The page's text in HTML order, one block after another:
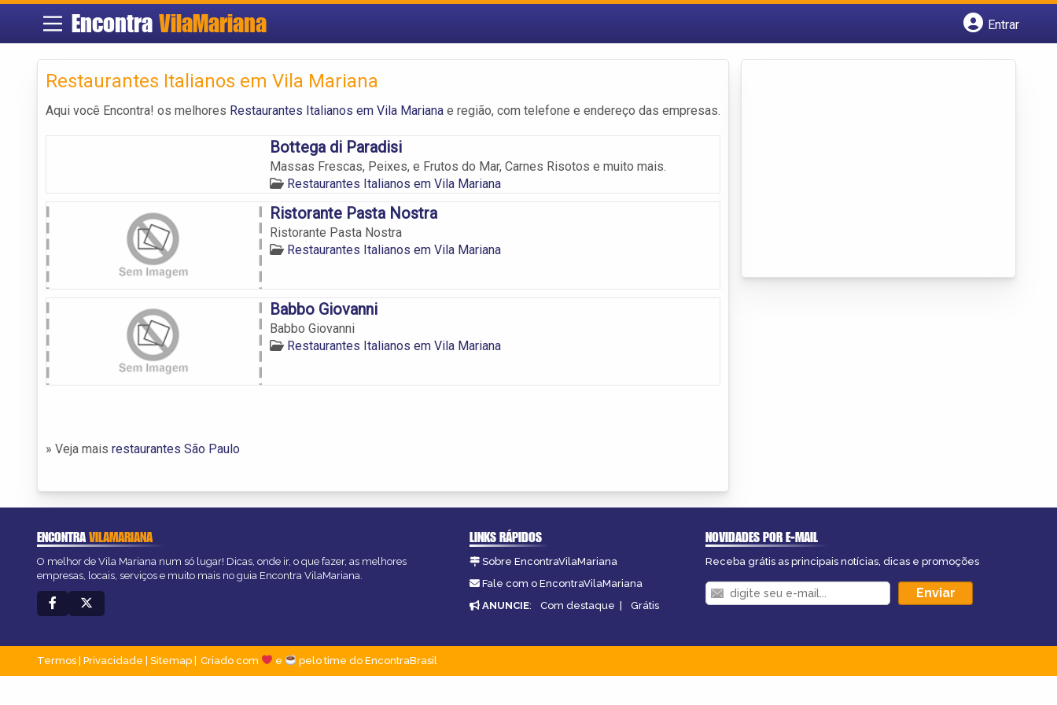
Encontra VilaMariana
Entrar
Restaurantes Italianos em Vila Mariana
Aqui você Encontra! os melhores Restaurantes Italianos em Vila Mariana e região, com telefone e endereço das empresas.
Bottega di Paradisi
Massas Frescas, Peixes, e Frutos do Mar, Carnes Risotos e muito mais.
Restaurantes Italianos em Vila Mariana
Ristorante Pasta Nostra
Ristorante Pasta Nostra
Restaurantes Italianos em Vila Mariana
Babbo Giovanni
Babbo Giovanni
Restaurantes Italianos em Vila Mariana
» Veja mais restaurantes São Paulo
ENCONTRAVILAMARIANA
O melhor de Vila Mariana num só lugar! Dicas, onde ir, o que fazer, as melhores
empresas, locais, serviços e muito mais no guia Encontra VilaMariana.
LINKS RÁPIDOS
Sobre EncontraVilaMariana
Fale com o EncontraVilaMariana
ANUNCIE: Com destaque | Grátis
NOVIDADES POR E-MAIL
Receba grátis as principais notícias, dicas e promoções
Termos Privacidade Sitemap Criado com e pelo time do EncontraBrasil